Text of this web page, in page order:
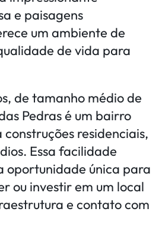
e paisagens
um ambiente de
de vida para
de tamanho médio de
Pedras é um bairro
residenciais,
Essa facilidade
oportunidade única para
ou investir em um local
e contato com